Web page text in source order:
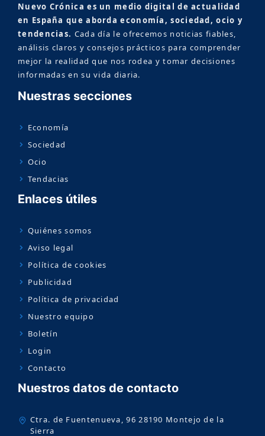
Nuevo Crónica es un medio digital de actualidad
en España que aborda economía, sociedad, ocio y
tendencias. Cada día le ofrecemos noticias fiables,
análisis claros y consejos prácticos para comprender
mejor la realidad que nos rodea y tomar decisiones
informadas en su vida diaria.
Nuestras secciones
Economía
Sociedad
Ocio
Tendacias
Enlaces útiles
Quiénes somos
Aviso legal
Política de cookies
Publicidad
Política de privacidad
Nuestro equipo
Boletín
Login
Contacto
Nuestros datos de contacto
Ctra. de Fuentenueva, 96 28190 Montejo de la
Sierra